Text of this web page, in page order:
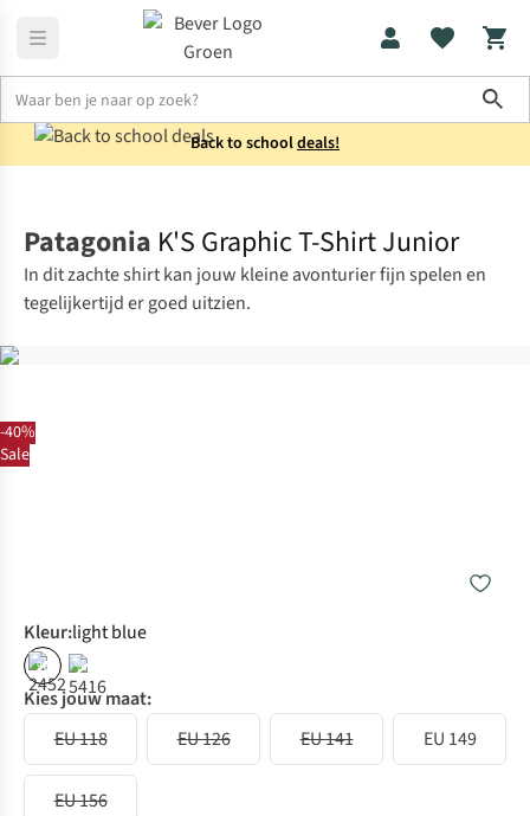
Back to schooldeals!
-40%
Sale
Patagonia K'S Graphic T-Shirt Junior
In dit zachte shirt kan jouw kleine avonturier fijn spelen en
tegelijkertijd er goed uitzien.
Kleur:light blue
% %
Kies jouw maat:
EU 118
EU 126 EU 141 EU 149
EU 156